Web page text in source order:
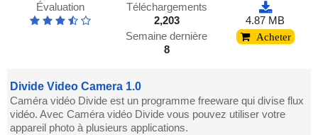
Évaluation
Téléchargements
2,203
Semaine dernière
8
4.87 MB
Acheter
Divide Video Camera 1.0
Caméra vidéo Divide est un programme freeware qui divise flux
vidéo. Avec Caméra vidéo Divide vous pouvez utiliser votre
appareil photo à plusieurs applications.